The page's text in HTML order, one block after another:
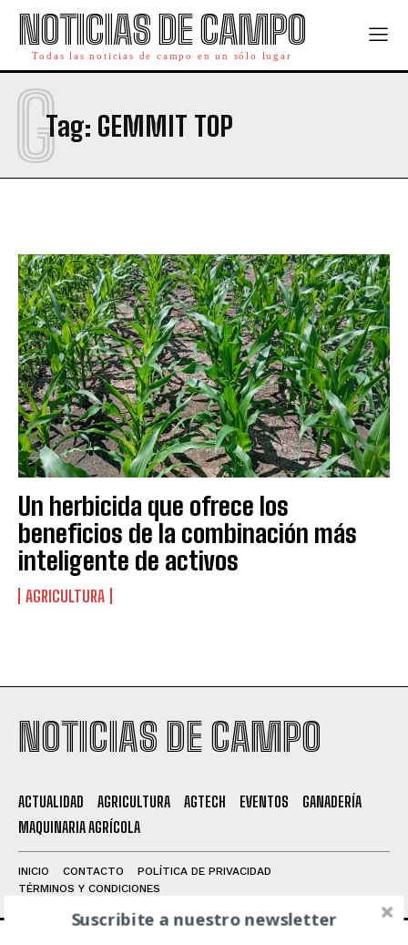
Leí y acepto laPolítica de Privacidad.
NOTICIAS DE CAMPO
Todas las noticias de campo en un sólo lugar
Tag: GEMMIT TOP
G
Un herbicida que ofrece los
beneficios de la combinación más
inteligente de activos
AGRICULTURA
NOTICIAS DE CAMPO
ACTUALIDAD AGRICULTURA AGTECH EVENTOS
GANADERÍA
MAQUINARIA AGRÍCOLA
INICIO CONTACTO
POLÍTICA DE PRIVACIDAD
TÉRMINOS Y CONDICIONES
Suscribite a nuestro newsletter